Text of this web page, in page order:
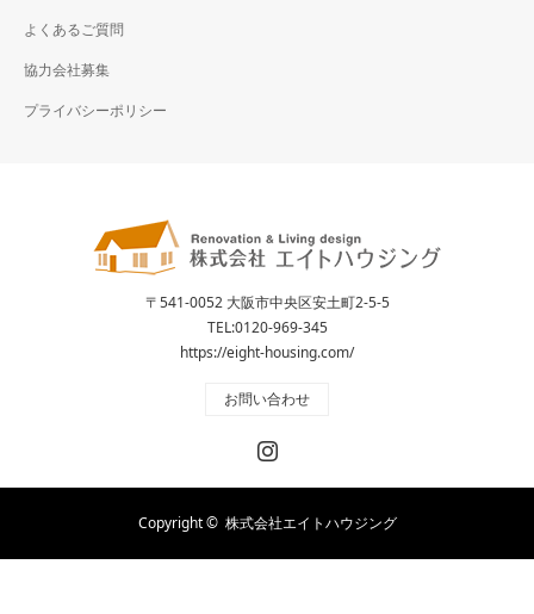
よくあるご質問
協力会社募集
プライバシーポリシー
〒541-0052 大阪市中央区安土町2-5-5
TEL:0120-969-345
https://eight-housing.com/
お問い合わせ
Copyright © 株式会社エイトハウジング